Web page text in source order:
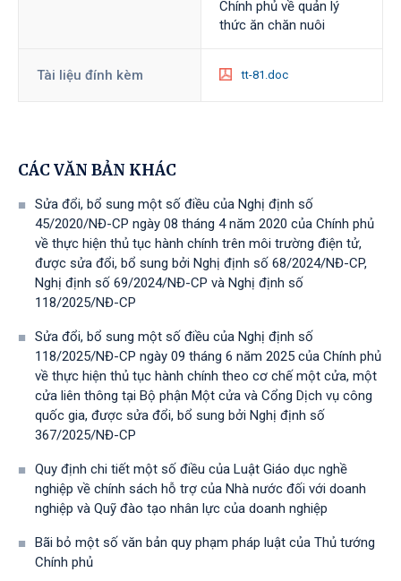
Chính phủ về quản lý
thức ăn chăn nuôi
Tài liệu đính kèm tt-81.doc
CÁC VĂN BẢN KHÁC
Sửa đổi, bổ sung một số điều của Nghị định số
45/2020/NĐ-CP ngày 08 tháng 4 năm 2020 của Chính phủ
về thực hiện thủ tục hành chính trên môi trường điện tử,
được sửa đổi, bổ sung bởi Nghị định số 68/2024/NĐ-CP,
Nghị định số 69/2024/NĐ-CP và Nghị định số
118/2025/NĐ-СР
Sửa đổi, bổ sung một số điều của Nghị định số
118/2025/NĐ-CP ngày 09 tháng 6 năm 2025 của Chính phủ
về thực hiện thủ tục hành chính theo cơ chế một cửa, một
cửa liên thông tại Bộ phận Một cửa và Cổng Dịch vụ công
quốc gia, được sửa đổi, bổ sung bởi Nghị định số
367/2025/NĐ-СР
Quy định chi tiết một số điều của Luật Giáo dục nghề
nghiệp về chính sách hỗ trợ của Nhà nước đối với doanh
nghiệp và Quỹ đào tạo nhân lực của doanh nghiệp
Bãi bỏ một số văn bản quy phạm pháp luật của Thủ tướng
Chính phủ